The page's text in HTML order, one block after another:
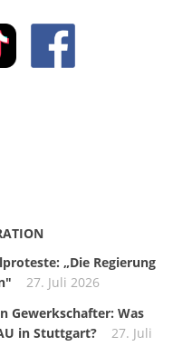
„Die Regierung
27. Juli 2026
Gewerkschafter: Was
in Stuttgart?
27. Juli